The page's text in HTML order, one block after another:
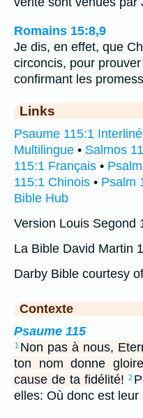
Romains 15:8,9
Je dis, en effet, que
circoncis, pour
confirmant les
Links
Psaume 115:1
Multilingue • Salmos
115:1 Français •
115:1 Chinois • Psalm
Bible Hub
Version Louis Segond
La Bible David Martin
Darby Bible courtesy of
Contexte
Psaume 115
1 Non pas à nous,
ton nom donne
cause de ta fidélité!
2
elles: Où donc est